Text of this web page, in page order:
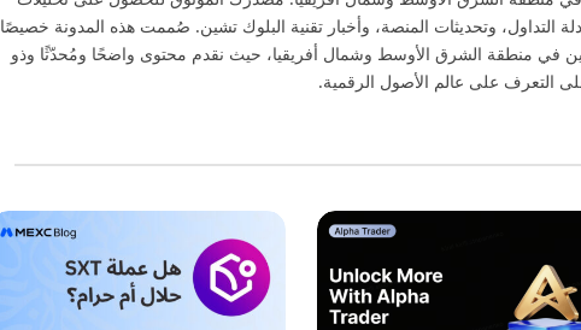
التداول، وتحديثات المنصة، وأخبار تقنية البلوك تشين. صُممت هذه المدونة خصيصًا
في منطقة الشرق الأوسط وشمال أفريقيا، حيث نقدم محتوى واضحًا ومُحدّثًا وذو
التعرف على عالم الأصول الرقمية.